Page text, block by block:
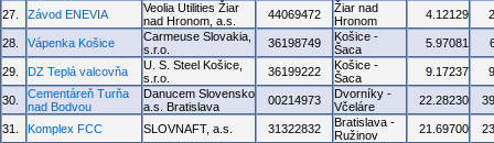
27. Závod ENEVIA
Veolia Utilities Žiar
nad Hronom, a.s.
44069472
Žiar nad
Hronom
4.12129
28. Vápenka Košice
Carmeuse Slovakia,
s.r.o.
36198749
Košice -
Šaca
5.97081
29. DZ Teplá valcovňa
U. S. Steel Košice,
s.r.o.
36199222
Košice -
Šaca
9.17237
30.
Cementáreň Turňa
nad Bodvou
Danucem Slovensko
a.s. Bratislava
00214973
Dvorníky -
Včeláre
22.28230
31. Komplex FCC SLOVNAFT, a.s. 31322832
Bratislava -
Ružinov
21.69700